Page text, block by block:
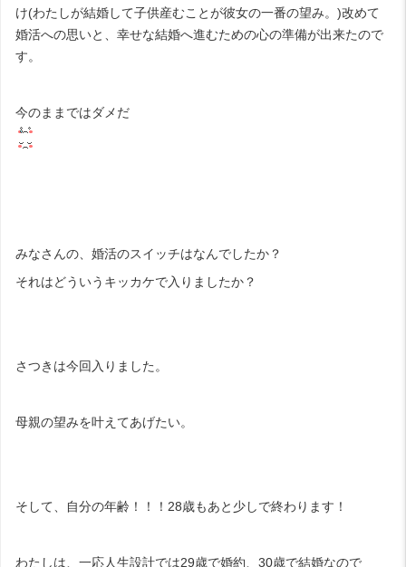
け(わたしが結婚して子供産むことが彼女の一番の望み。)改めて
婚活への思いと、幸せな結婚へ進むための心の準備が出来たので
す。
今のままではダメだ
みなさんの、婚活のスイッチはなんでしたか？
それはどういうキッカケで入りましたか？
さつきは今回入りました。
母親の望みを叶えてあげたい。
そして、自分の年齢！！！28歳もあと少しで終わります！
わたしは、一応人生設計では29歳で婚約、30歳で結婚なので